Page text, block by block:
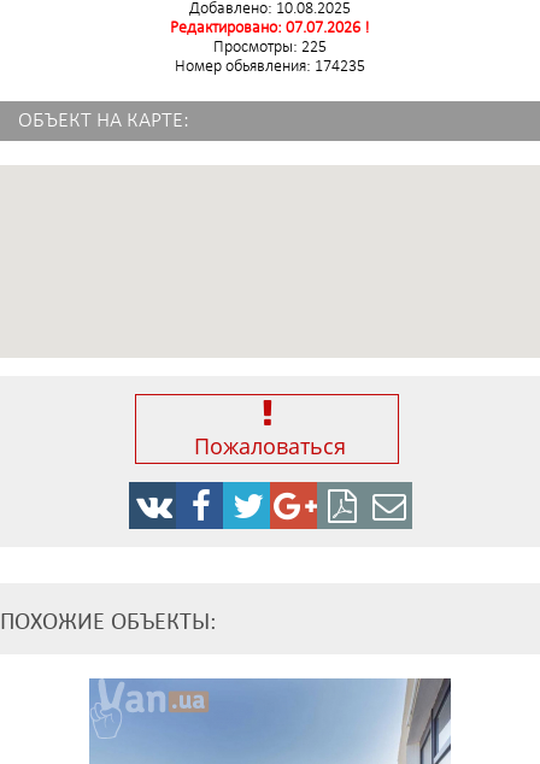
Добавлено: 10.08.2025
Редактировано: 07.07.2026 !
Просмотры: 225
Номер обьявления: 174235
ОБЪЕКТ НА КАРТЕ:
Пожаловаться
ПОХОЖИЕ ОБЪЕКТЫ: